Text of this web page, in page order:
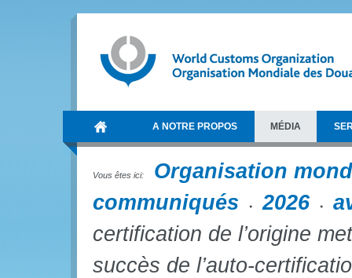
A NOTRE PROPOS MÉDIA
Vous êtes ici:
Organisation
communiqués
2026
certification de l’origine
succès de l’auto-